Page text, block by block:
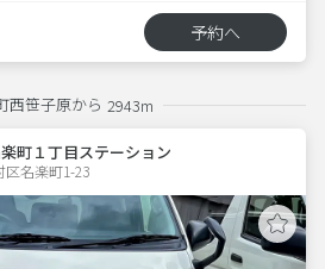
予約へ
西笹子原から 2943m
町１丁目ステーション
区名楽町1-23